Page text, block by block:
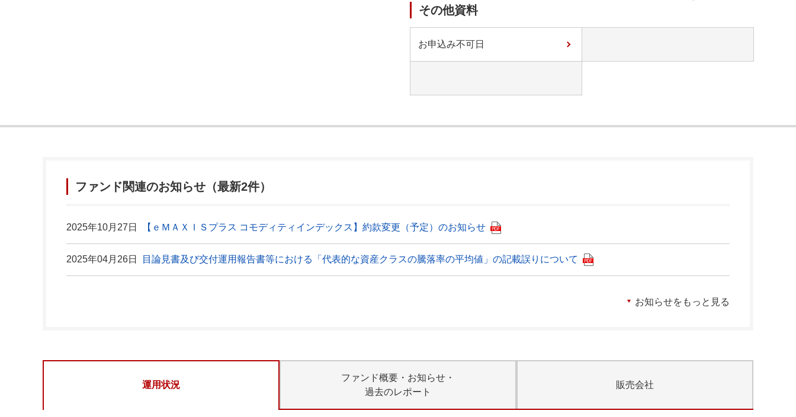
その他資料
お申込み不可日
ファンド関連のお知らせ（最新2件）
2025年10月27日 【ｅＭＡＸＩＳプラス コモディティインデックス】約款変更（予定）のお知らせ
2025年04月26日 目論見書及び交付運用報告書等における「代表的な資産クラスの騰落率の平均値」の記載誤りについて
お知らせをもっと見る
運用状況
ファンド概要・お知らせ・
過去のレポート
販売会社